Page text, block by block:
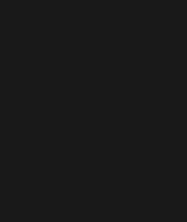
ventana)
ventana)